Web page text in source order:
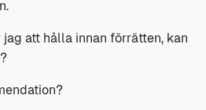
att hålla innan förrätten, kan